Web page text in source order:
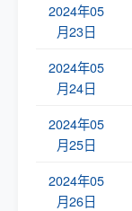
2024年05
月23日
2024年05
月24日
2024年05
月25日
2024年05
月26日